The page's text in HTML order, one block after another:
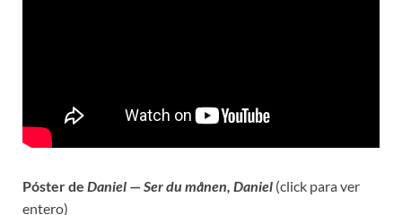
Póster de Daniel —Ser du månen, Daniel (click para ver
entero)